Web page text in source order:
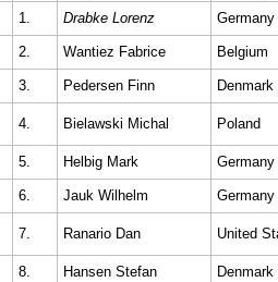
1. Drabke Lorenz Germany
2. Wantiez Fabrice Belgium
3. Pedersen Finn Denmark
4. Bielawski Michal Poland
5. Helbig Mark Germany
6. Jauk Wilhelm Germany
7. Ranario Dan United
8. Hansen Stefan Denmark